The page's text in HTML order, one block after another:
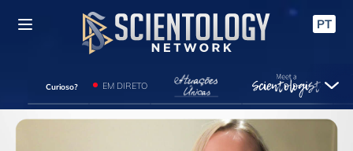
PT
Curioso? EM DIRETO